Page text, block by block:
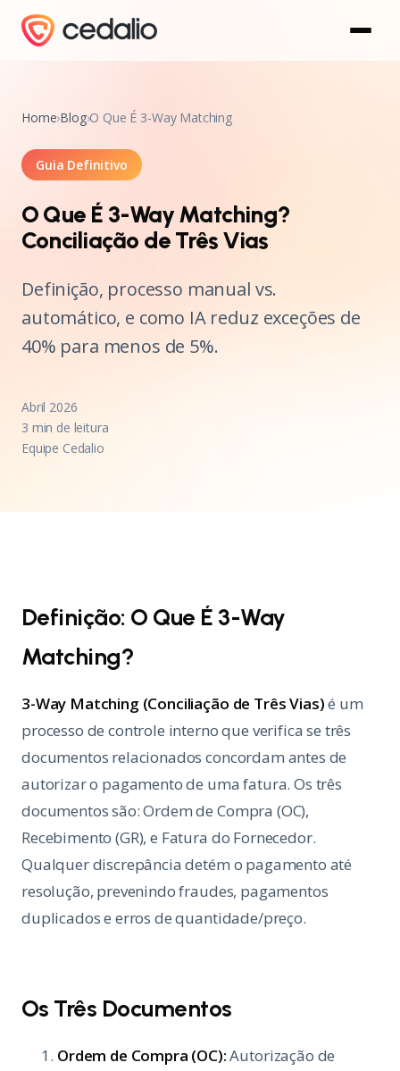
Home›Blog›O Que É 3-Way Matching
Guia Definitivo
O Que É 3-Way Matching?
Conciliação de Três Vias
Definição, processo manual vs.
automático, e como IA reduz exceções de
40% para menos de 5%.
Abril 2026
3 min de leitura
Equipe Cedalio
Definição: O Que É 3-Way
Matching?
3-Way Matching (Conciliação de Três Vias)é um
processo de controle interno que verifica se três
documentos relacionados concordam antes de
autorizar o pagamento de uma fatura. Os três
documentos são: Ordem de Compra (OC),
Recebimento (GR), e Fatura do Fornecedor.
Qualquer discrepância detém o pagamento até
resolução, prevenindo fraudes, pagamentos
duplicados e erros de quantidade/preço.
Os Três Documentos
Ordem de Compra (OC):Autorização de